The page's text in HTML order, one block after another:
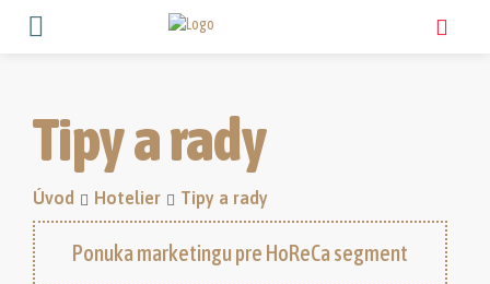
Tipy a rady
Úvod Hotelier Tipy a rady
Ponuka marketingu pre HoReCa segment